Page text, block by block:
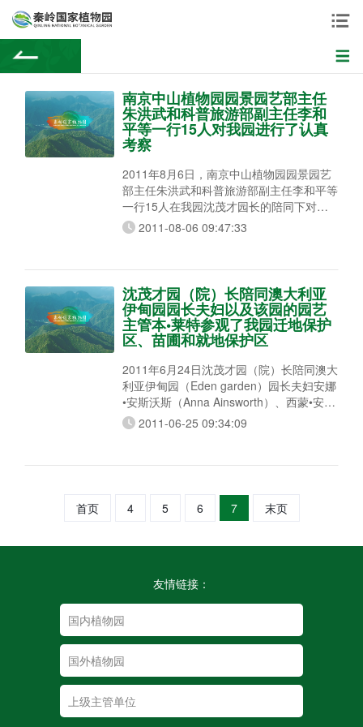
南京中山植物园园景园艺部主任
朱洪武和科普旅游部副主任李和
平等一行15人对我园进行了认真
考察
2011年8月6日，南京中山植物园园景园艺
部主任朱洪武和科普旅游部副主任李和平等
一行15人在我园沈茂才园长的陪同下对我
园进行了认真考察，双方就园区建设方面进
行了学习交流。
2011-08-06 09:47:33
沈茂才园（院）长陪同澳大利亚
伊甸园园长夫妇以及该园的园艺
主管本•莱特参观了我园迁地保护
区、苗圃和就地保护区
2011年6月24日沈茂才园（院）长陪同澳大
利亚伊甸园（Eden garden）园长夫妇安娜
•安斯沃斯（Anna Ainsworth）、西蒙•安斯
沃斯（Simon Ainsworth）以及该园的园艺
主管本•莱特（Ben Lyte）先生参观了我园
程中，沈（园）院长向他们介绍了我园创建
人为我们的建设工作和未来的发展提供建
议。他
2011-06-25 09:34:09
首页 4 5 6 7 末页
友情链接：